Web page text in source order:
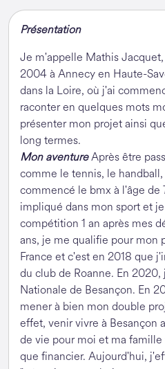
Présentation
Je m'appelle Mathis
2004 à Annecy en Haute-
dans la Loire, où j'ai
raconter en quelques mots
présenter mon projet ainsi
long termes.
Mon aventureAprès être
comme le tennis, le
commencé le bmx à l'âge de
impliqué dans mon sport et
compétition 1 an après mes
ans, je me qualifie pour mon
France et c'est en 2018 que
du club de Roanne. En
Nationale de Besançon. En
mener à bien mon double
effet, venir vivre à Besançon
de vie pour moi et ma
que financier. Aujourd'hui,